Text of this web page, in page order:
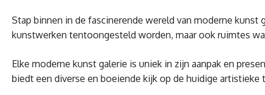
Stap binnen in de fascinerende wereld van moderne
kunstwerken tentoongesteld worden, maar ook ruimtes
Elke moderne kunst galerie is uniek in zijn aanpak en
biedt een diverse en boeiende kijk op de huidige